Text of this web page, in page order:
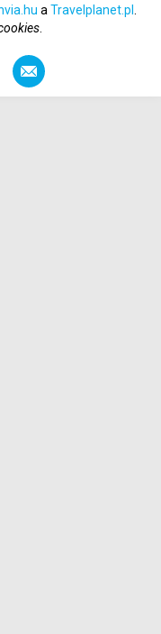
a Travelplanet.pl
.
Odporučiť